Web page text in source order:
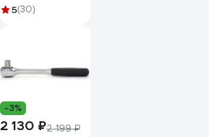
мм, материал CrV,
5(30)
-3%
2 130 ₽2 199 ₽